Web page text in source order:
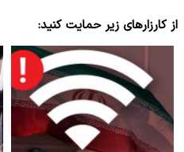
از کارزارهای زیر حمایت کنید: